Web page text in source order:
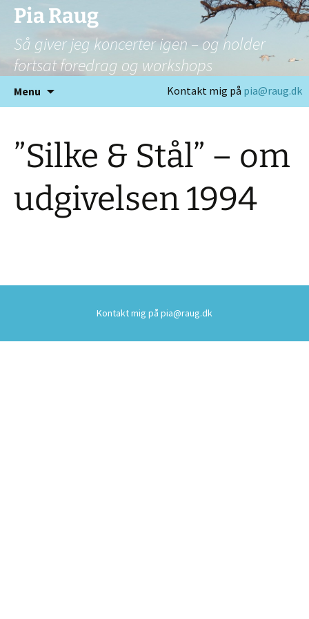
Pia Raug
Så giver jeg koncerter igen – og holder
fortsat foredrag og workshops
Menu Kontakt mig på pia@raug.dk
”Silke & Stål” – om
udgivelsen 1994
Kontakt mig på pia@raug.dk